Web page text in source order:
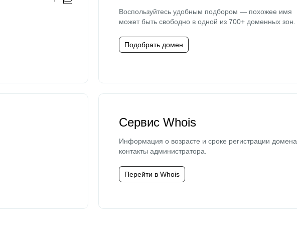
Воспользуйтесь удобным подбором — похожее имя
может быть свободно в одной из 700+ доменных зон.
Подобрать домен
Сервис Whois
Информация о возрасте и сроке регистрации домена,
контакты администратора.
Перейти в Whois